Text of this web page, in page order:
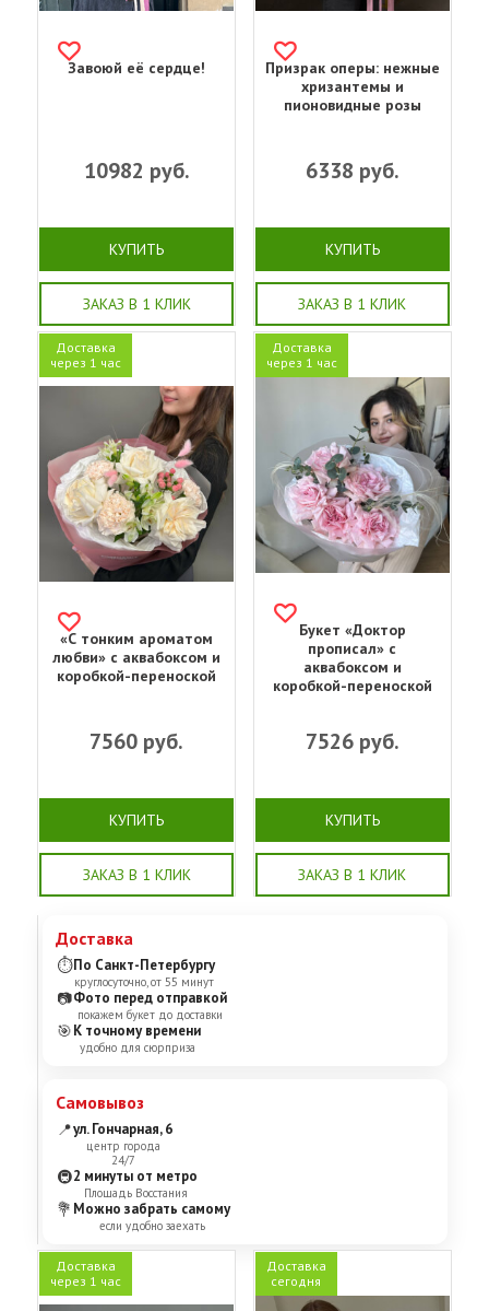
Завоюй её сердце!
10982 руб.
КУПИТЬ
ЗАКАЗ В 1 КЛИК
Призрак оперы: нежные
хризантемы и
пионовидные розы
6338 руб.
КУПИТЬ
ЗАКАЗ В 1 КЛИК
Доставка
через 1 час
«С тонким ароматом
любви» с аквабоксом и
коробкой-переноской
7560 руб.
КУПИТЬ
ЗАКАЗ В 1 КЛИК
Доставка
через 1 час
Букет «‎Доктор
прописал»‎ с
аквабоксом и
коробкой-переноской
7526руб.
КУПИТЬ
ЗАКАЗ В 1 КЛИК
Доставка
⏱По Санкт-Петербургу
круглосуточно, от 55 минут
📷Фото перед отправкой
покажем букет до доставки
🎯К точному времени
удобно для сюрприза
Самовывоз
📍ул. Гончарная, 6
центр города
24/7
🚇2 минуты от метро
Площадь Восстания
💐 Можно забрать самому
если удобно заехать
Доставка
через 1 час
Доставка
сегодня